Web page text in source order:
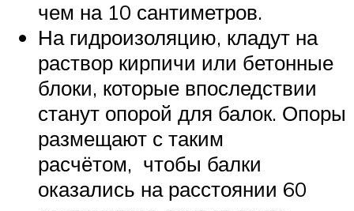
чем на 10 сантиметров.
На гидроизоляцию, кладут на
раствор кирпичи или бетонные
блоки, которые впоследствии
станут опорой для балок. Опоры
размещают с таким
расчётом, чтобы балки
оказались на расстоянии 60